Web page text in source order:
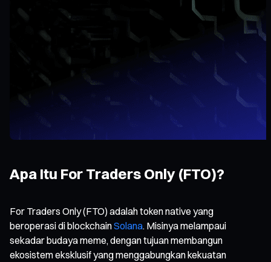
Apa Itu For Traders Only (FTO)?
For Traders Only (FTO) adalah token native yang
beroperasi di blockchainSolana. Misinya melampaui
sekadar budaya meme, dengan tujuan membangun
ekosistem eksklusif yang menggabungkan kekuatan